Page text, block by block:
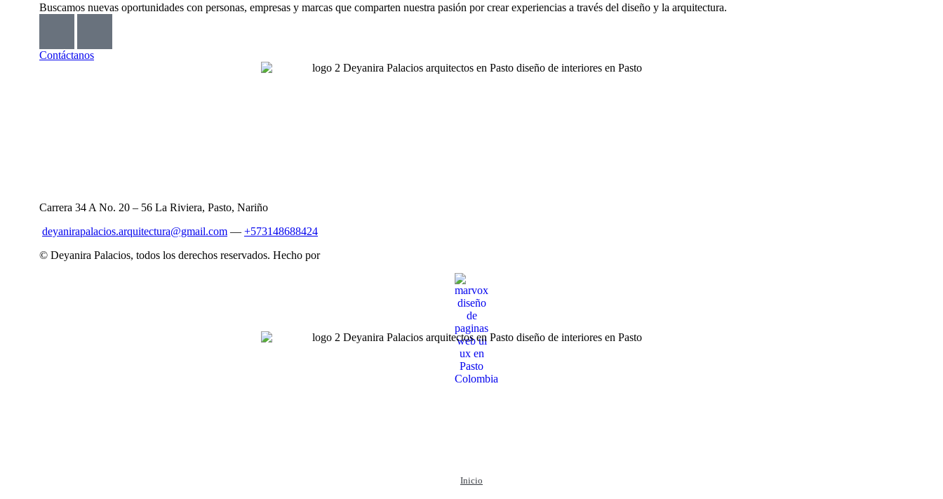
Buscamos nuevas oportunidades con personas, empresas y marcas que comparten nuestra pasión por crear experiencias a través del diseño y la arquitectura.
Contáctanos
Carrera 34 A No. 20 – 56 La Riviera, Pasto, Nariño
deyanirapalacios.arquitectura@gmail.com — +573148688424
© Deyanira Palacios, todos los derechos reservados. Hecho por
Inicio